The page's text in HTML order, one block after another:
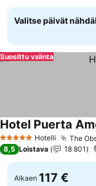
Valitse päivät
Suosittu valinta
5 Tähtiluokitus
Hotelli The
Hotel Puerta
8,5 Loistava 18 801
Alkaen 117 €